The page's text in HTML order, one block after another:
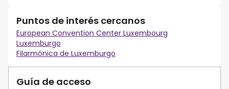
Puntos de interés cercanos
European Convention Center Luxembourg
Luxemburgo
Filarmónica de Luxemburgo
Guía de acceso